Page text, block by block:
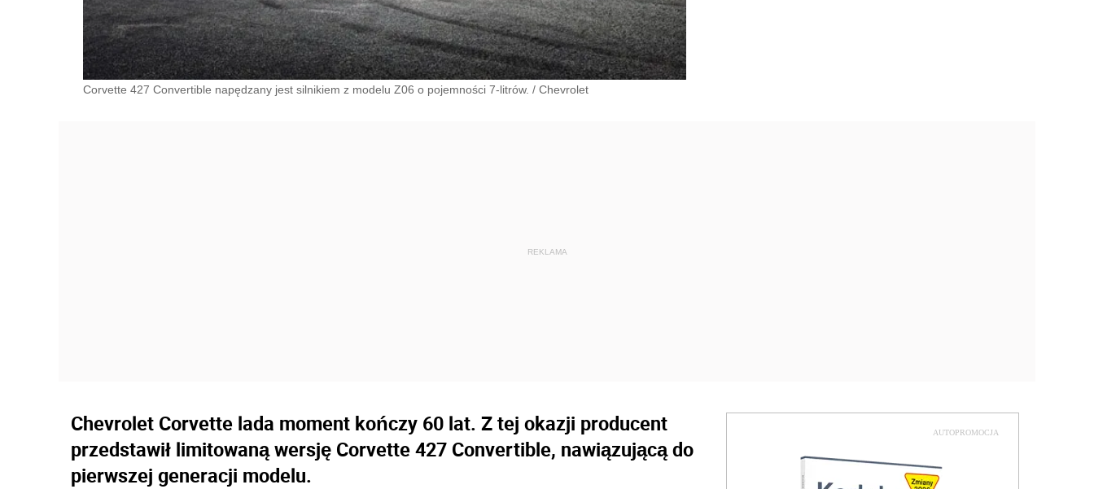
Corvette 427 Convertible napędzany jest silnikiem z modelu Z06 o pojemności 7-litrów. / Chevrolet
Chevrolet Corvette lada moment kończy 60 lat. Z tej okazji producent
przedstawił limitowaną wersję Corvette 427 Convertible, nawiązującą do
pierwszej generacji modelu.
AUTOPROMOCJA